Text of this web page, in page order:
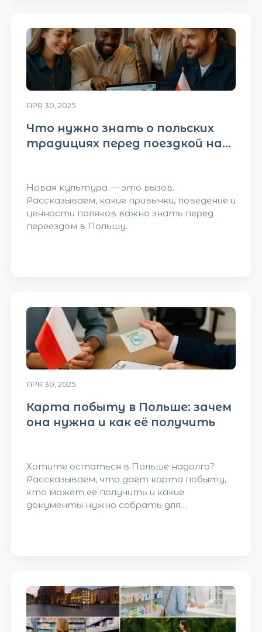
APR 30, 2025
Что нужно знать о польских
традициях перед поездкой на
Новая культура — это вызов.
Рассказываем, какие привычки, поведение и
ценности поляков важно знать перед
переездом в Польшу.
APR 30, 2025
Карта побыту в Польше: зачем
она нужна и как её получить
Хотите остаться в Польше надолго?
Рассказываем, что даёт карта побыту,
кто может её получить и какие
документы нужно собрать для